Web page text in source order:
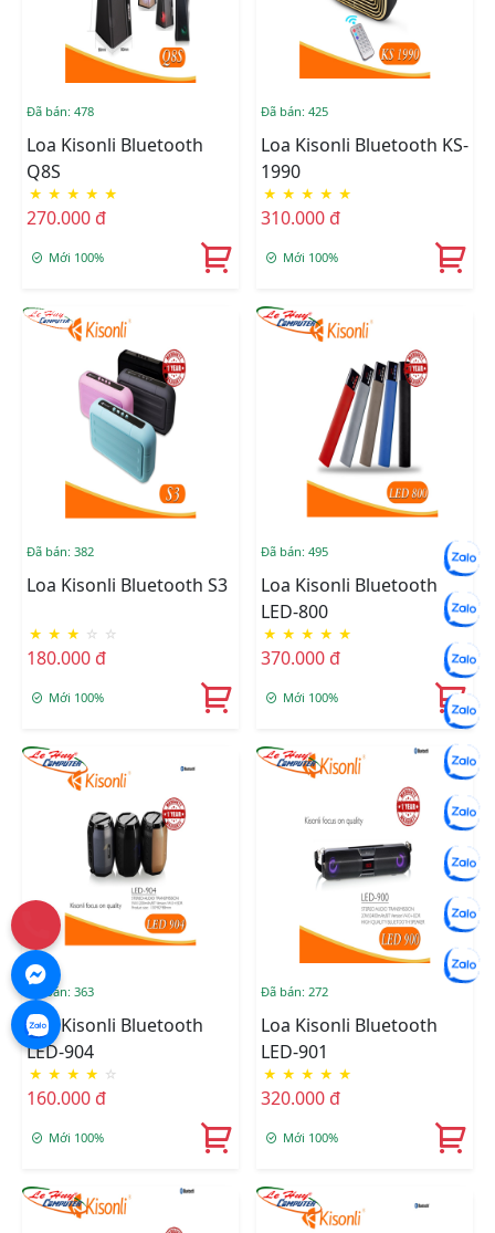
Đã bán: 478
Loa Kisonli Bluetooth
Q8S
★ ★ ★ ★ ★
270.000 đ
Mới 100%
Đã bán: 425
Loa Kisonli Bluetooth KS-
1990
★ ★ ★ ★ ★
310.000 đ
Mới 100%
Đã bán: 382
Loa Kisonli Bluetooth S3
★ ★ ★ ☆ ☆
180.000 đ
Mới 100%
Đã bán: 495
Loa Kisonli Bluetooth
LED-800
★ ★ ★ ★ ★
370.000 đ
Mới 100%
Đã bán: 363
Loa Kisonli Bluetooth
LED-904
★ ★ ★ ★ ☆
160.000 đ
Mới 100%
Đã bán: 272
Loa Kisonli Bluetooth
LED-901
★ ★ ★ ★ ★
320.000 đ
Mới 100%